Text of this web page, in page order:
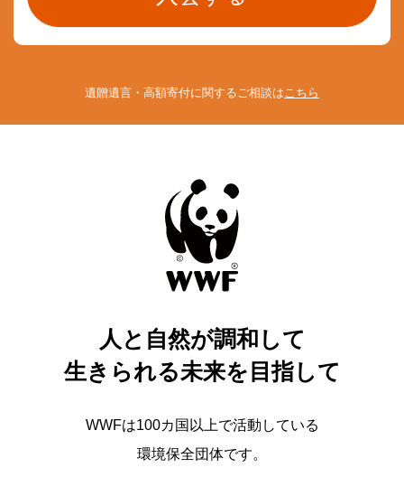
遺贈遺言・高額寄付に関するご相談は こちら
人と自然が調和して
生きられる未来を目指して
WWFは100カ国以上で活動している
環境保全団体です。